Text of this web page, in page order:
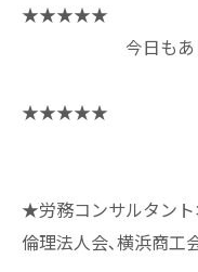
★★★★★
今日もありが
★★★★★
★労務コンサルタン
倫理法人会､横浜商工